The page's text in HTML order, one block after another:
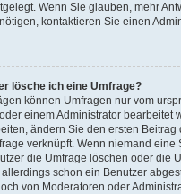
Wenn Sie glauben, mehr
kontaktieren Sie einen
lösche ich eine Umfrage?
können Umfragen nur vom
einem Administrator bearbeitet
ändern Sie den ersten Beitrag
verknüpft. Wenn niemand eine
die Umfrage löschen oder die
schon ein Benutzer
von Moderatoren oder